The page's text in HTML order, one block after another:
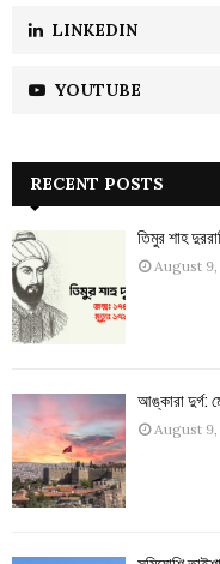
LINKEDIN
YOUTUBE
RECENT POSTS
তিমুর শাহ
August
আঙ্কারা দুর্গ:
August